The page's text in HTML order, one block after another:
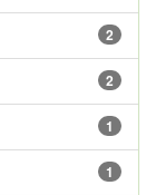
2
2
1
1